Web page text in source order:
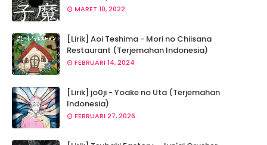
MARET 10, 2022
[Lirik] Aoi Teshima - Mori no Chiisana
Restaurant (Terjemahan Indonesia)
FEBRUARI 14, 2024
[Lirik] jo0ji - Yoake no Uta (Terjemahan
Indonesia)
FEBRUARI 27, 2026